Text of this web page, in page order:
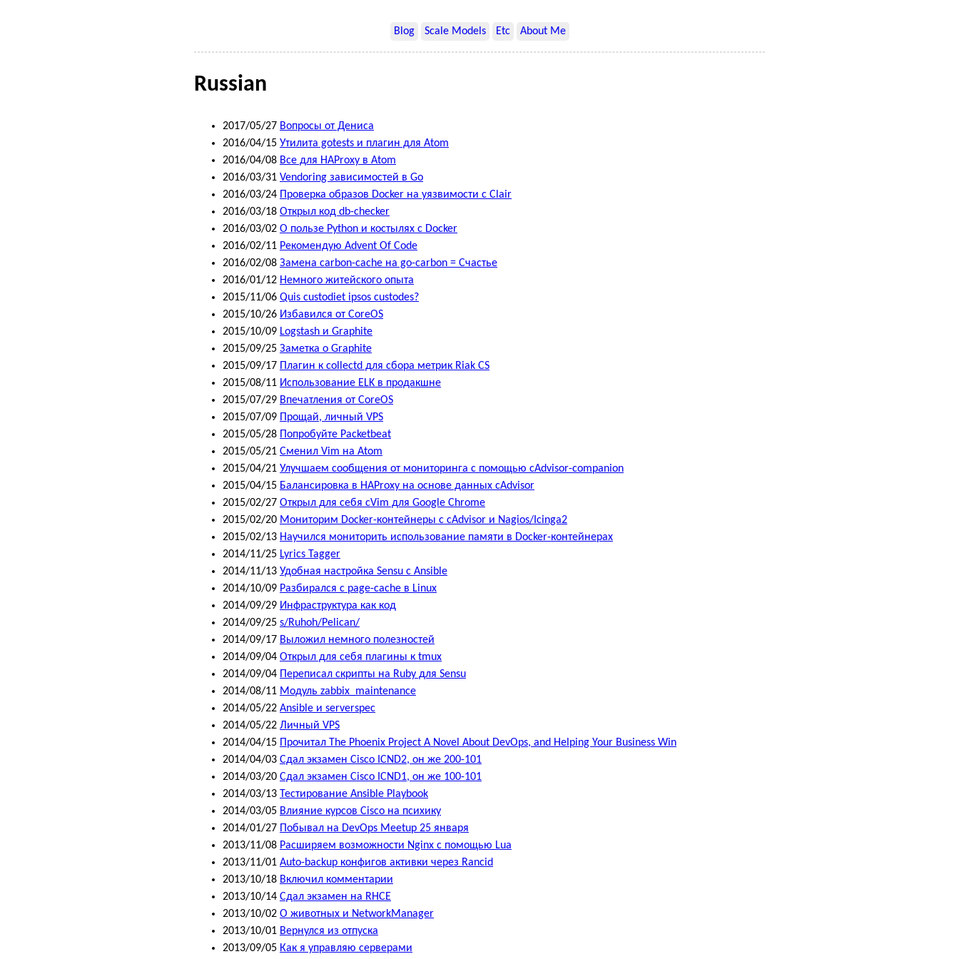
Blog Scale Models Etc About Me
Russian
2017/05/27 Вопросы от Дениса
2016/04/15 Утилита gotests и плагин для Atom
2016/04/08 Все для HAProxy в Atom
2016/03/31 Vendoring зависимостей в Go
2016/03/24 Проверка образов Docker на уязвимости с Clair
2016/03/18 Открыл код db-checker
2016/03/02 О пользе Python и костылях с Docker
2016/02/11 Рекомендую Advent Of Code
2016/02/08 Замена carbon-cache на go-carbon = Счастье
2016/01/12 Немного житейского опыта
2015/11/06 Quis custodiet ipsos custodes?
2015/10/26 Избавился от CoreOS
2015/10/09 Logstash и Graphite
2015/09/25 Заметка о Graphite
2015/09/17 Плагин к collectd для сбора метрик Riak CS
2015/08/11 Использование ELK в продакшне
2015/07/29 Впечатления от CoreOS
2015/07/09 Прощай, личный VPS
2015/05/28 Попробуйте Packetbeat
2015/05/21 Сменил Vim на Atom
2015/04/21 Улучшаем сообщения от мониторинга с помощью cAdvisor-companion
2015/04/15 Балансировка в HAProxy на основе данных cAdvisor
2015/02/27 Открыл для себя cVim для Google Chrome
2015/02/20 Мониторим Docker-контейнеры с cAdvisor и Nagios/Icinga2
2015/02/13 Научился мониторить использование памяти в Docker-контейнерах
2014/11/25 Lyrics Tagger
2014/11/13 Удобная настройка Sensu с Ansible
2014/10/09 Разбирался с page-cache в Linux
2014/09/29 Инфраструктура как код
2014/09/25 s/Ruhoh/Pelican/
2014/09/17 Выложил немного полезностей
2014/09/04 Открыл для себя плагины к tmux
2014/09/04 Переписал скрипты на Ruby для Sensu
2014/08/11 Модуль zabbix_maintenance
2014/05/22 Ansible и serverspec
2014/05/22 Личный VPS
2014/04/15 Прочитал The Phoenix Project A Novel About DevOps, and Helping Your Business Win
2014/04/03 Сдал экзамен Cisco ICND2, он же 200-101
2014/03/20 Сдал экзамен Cisco ICND1, он же 100-101
2014/03/13 Тестирование Ansible Playbook
2014/03/05 Влияние курсов Cisco на психику
2014/01/27 Побывал на DevOps Meetup 25 января
2013/11/08 Расширяем возможности Nginx с помощью Lua
2013/11/01 Auto-backup конфигов активки через Rancid
2013/10/18 Включил комментарии
2013/10/14 Сдал экзамен на RHCE
2013/10/02 О животных и NetworkManager
2013/10/01 Вернулся из отпуска
2013/09/05 Как я управляю серверами